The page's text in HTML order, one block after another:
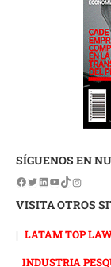
SÍGUENOS EN
VISITA OTROS
| LATAM TOP
INDUSTRIA